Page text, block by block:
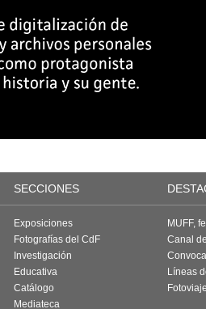
SECCIONES
Exposiciones
Fotografías del CdF
Investigación
Educativa
Catálogo
Mediateca
MUFF,
Canal
Líneas